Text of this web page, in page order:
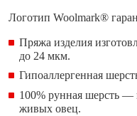
Логотип Woolmark®
Пряжа изделия
до 24 мкм.
Гипоаллергенная
100% рунная шерсть —
живых овец.